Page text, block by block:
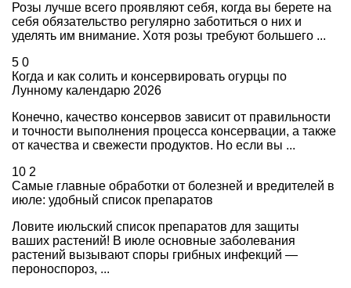
Розы лучше всего проявляют себя, когда вы берете на
себя обязательство регулярно заботиться о них и
уделять им внимание. Хотя розы требуют большего ...
5 0
Когда и как солить и консервировать огурцы по
Лунному календарю 2026
Конечно, качество консервов зависит от правильности
и точности выполнения процесса консервации, а также
от качества и свежести продуктов. Но если вы ...
10 2
Самые главные обработки от болезней и вредителей в
июле: удобный список препаратов
Ловите июльский список препаратов для защиты
ваших растений! В июле основные заболевания
растений вызывают споры грибных инфекций —
пероноспороз, ...